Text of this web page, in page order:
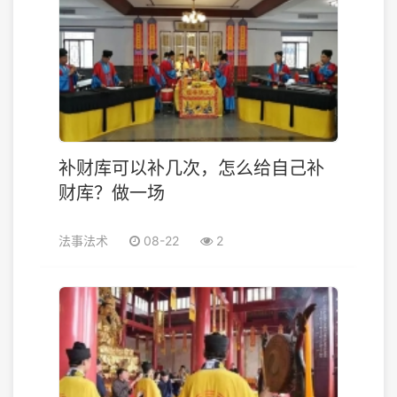
补财库可以补几次，怎么给自己补
财库？做一场
法事法术 08-22 2